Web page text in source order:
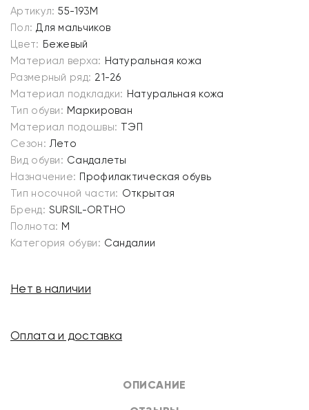
ОПИСАНИЕ
Артикул: 55-193M
Пол: Для мальчиков
Цвет: Бежевый
Материал верха: Натуральная кожа
Размерный ряд: 21-26
Материал подкладки: Натуральная кожа
Тип обуви: Маркирован
Материал подошвы: ТЭП
Сезон: Лето
Вид обуви: Сандалеты
Назначение: Профилактическая обувь
Тип носочной части: Открытая
Бренд: SURSIL-ORTHO
Полнота: M
Категория обуви: Сандалии
Нет в наличии
Оплата и доставка